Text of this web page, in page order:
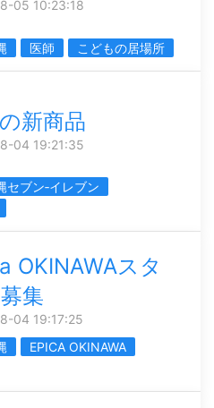
05 10:23:18
医師 こどもの居場所
新商品
04 19:21:35
セブン‐イレブン
OKINAWAスタ
集
04 19:17:25
EPICA OKINAWA